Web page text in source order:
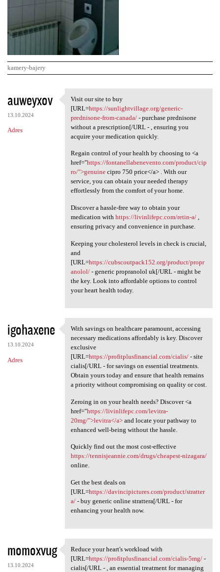
kamery-bajery
K
o
m
e
auweyxov
13.10.2024
Adres
Visit our site to buy [URL
Visit our site to buy
[URL=https://sunlightvillage.org/generic-
prednisone-from-canada/- purchase prednisone
without a prescription[/URL - , ensuring you
acquire your medication quickly.
Regain control of your health by choosing to <a
href="https://fontanellabenevento.com/product/cip
ro/">genuinecipro 750 price</a> . With our
service, you can obtain your needed therapy
effortlessly from the comfort of your home.
Discover a hassle-free way to obtain your
medication with https://livinlifepc.com/retin-a/,
ensuring privacy and convenience in purchase.
Keeping your cholesterol levels in check is crucial,
and
[URL=https://cubscoutpack152.org/product/propr
anolol/- generic propranolol uk[/URL - might be
the key. Look into affordable options to control
your heart health today.
igohaxene
13.10.2024
Adres
With savings on healthcare
With savings on healthcare paramount, accessing
necessary medications affordably is key. Discover
exclusive
[URL=https://profitplusfinancial.com/cialis/- site
cialis[/URL - for savings on essential treatments.
Obtain yours today and ensure that health remains
a priority without compromising on quality or cost.
Zeroing in on your health needs? Discover <a
href="https://livinlifepc.com/levitra-
20mg/">levitra</a>and locate your pathway to
enhanced well-being without the hassle.
Quickly find out the most cost-effective
https://tennisjeannie.com/drugs/cheapest-nizagara/
online.
Get the best deals on
[URL=https://davincipictures.com/product/stratter
a/- buy generic online strattera[/URL - for
enhancing your health now.
momoxvug
13.10.2024
Reduce your heart's workload
Reduce your heart's workload with
[URL=https://profitplusfinancial.com/cialis-5mg/-
cialis[/URL - , an essential treatment for managing